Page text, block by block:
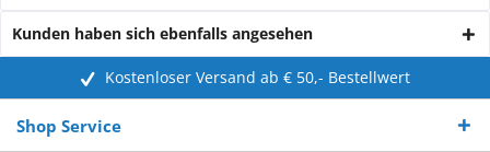
Kunden haben sich ebenfalls angesehen
Kostenloser Versand ab € 50,- Bestellwert
Shop Service